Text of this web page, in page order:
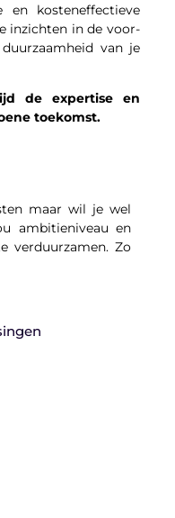
en kosteneffectieve
inzichten in de voor-
van je
de expertise en
toekomst.
maar wil je wel
ambitieniveau en
verduurzamen. Zo